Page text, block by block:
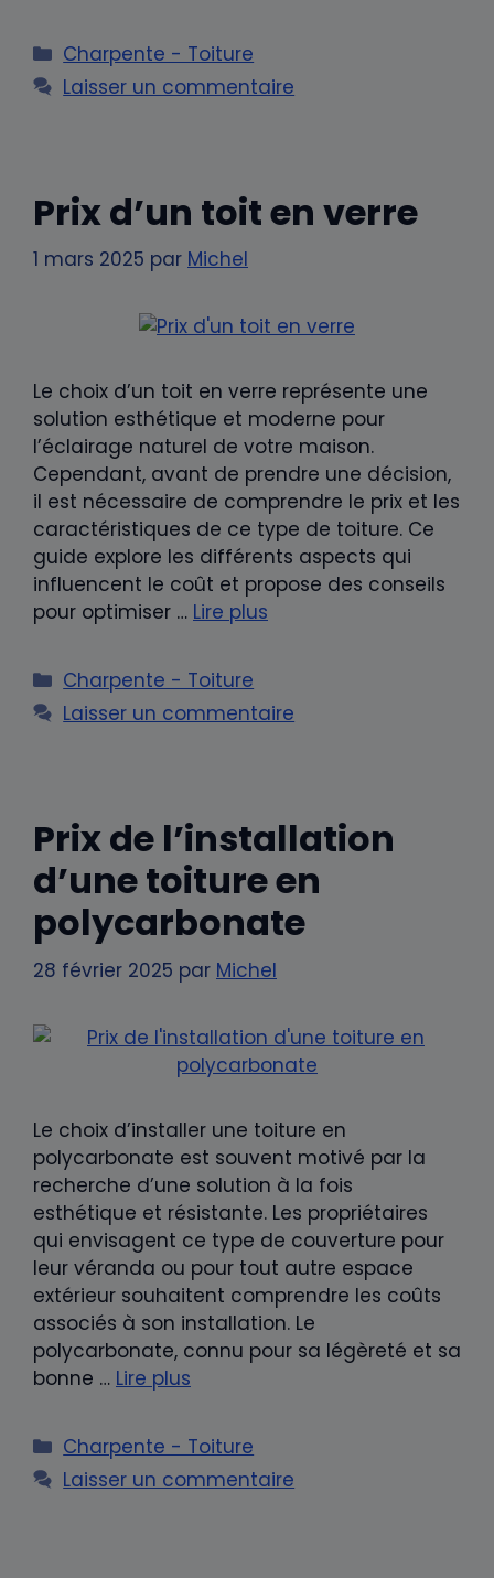
Catégories
Charpente - Toiture
Laisser un commentaire
Prix d’un toit en verre
1 mars 2025 par Michel
Le choix d’un toit en verre représente une
solution esthétique et moderne pour
l’éclairage naturel de votre maison.
Cependant, avant de prendre une décision,
il est nécessaire de comprendre le prix et les
caractéristiques de ce type de toiture. Ce
guide explore les différents aspects qui
influencent le coût et propose des conseils
pour optimiser … Lire plus
Catégories
Charpente - Toiture
Laisser un commentaire
Prix de l’installation
d’une toiture en
polycarbonate
28 février 2025 par Michel
Le choix d’installer une toiture en
polycarbonate est souvent motivé par la
recherche d’une solution à la fois
esthétique et résistante. Les propriétaires
qui envisagent ce type de couverture pour
leur véranda ou pour tout autre espace
extérieur souhaitent comprendre les coûts
associés à son installation. Le
polycarbonate, connu pour sa légèreté et sa
bonne … Lire plus
Catégories
Charpente - Toiture
Laisser un commentaire